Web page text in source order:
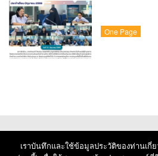
One Page
เราบันทึกและใช้ข้อมูลประวัติของท่านเกี่